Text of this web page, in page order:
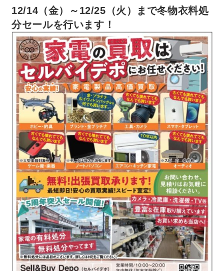
12/14（金）～12/25（火）まで冬物衣料処
分セールを行います！